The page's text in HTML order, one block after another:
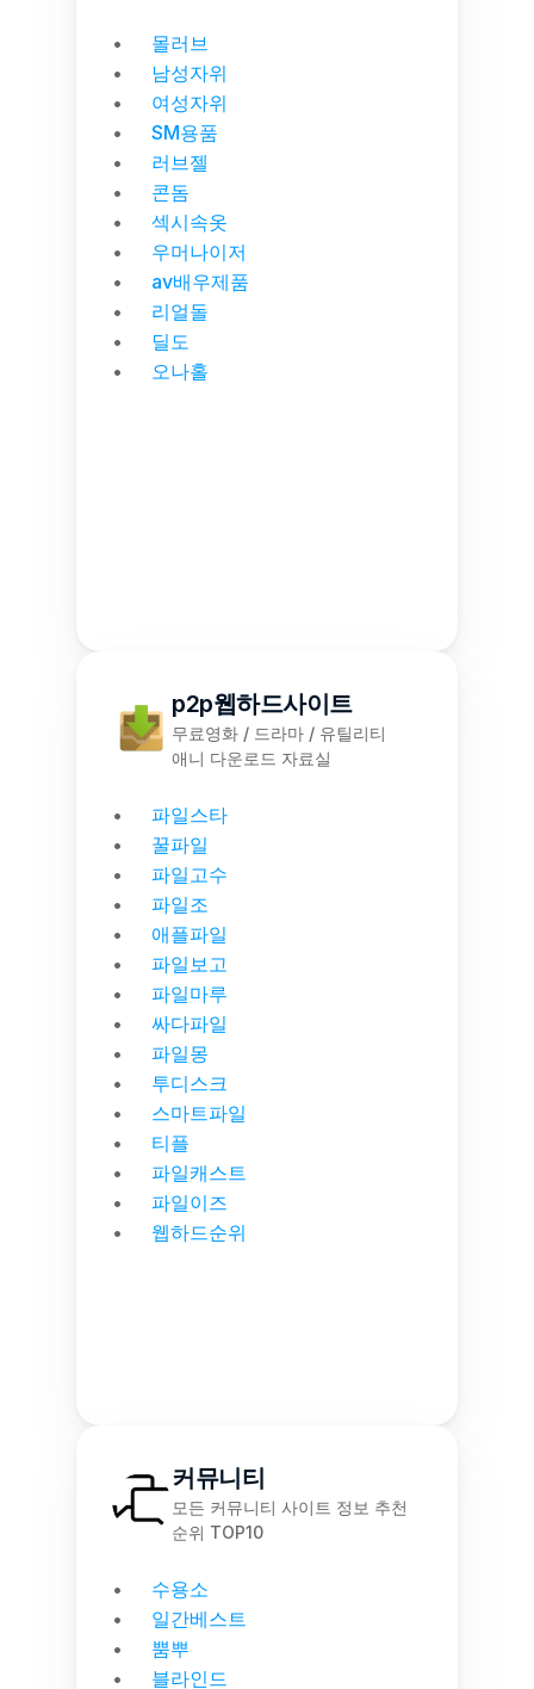
몰러브
남성자위
여성자위
SM용품
러브젤
콘돔
섹시속옷
우머나이저
av배우제품
리얼돌
딜도
오나홀
p2p웹하드사이트
무료영화 / 드라마 / 유틸리티
애니 다운로드 자료실
파일스타
꿀파일
파일고수
파일조
애플파일
파일보고
파일마루
싸다파일
파일몽
투디스크
스마트파일
티플
파일캐스트
파일이즈
웹하드순위
커뮤니티
모든 커뮤니티 사이트 정보 추천
순위 TOP10
수용소
일간베스트
뿜뿌
블라인드